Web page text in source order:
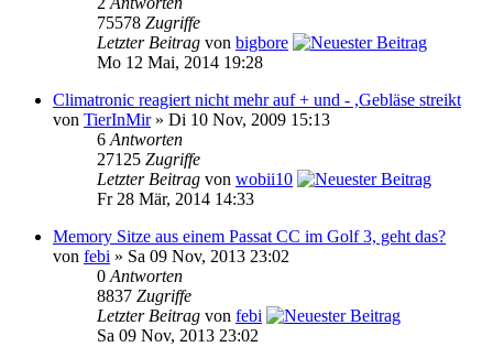
75578 Zugriffe
Letzter Beitrag von bigbore
Mo 12 Mai, 2014 19:28
Climatronic reagiert nicht mehr auf + und - ,Gebläse streikt
von TierInMir» Di 10 Nov, 2009 15:13
6 Antworten
27125 Zugriffe
Letzter Beitrag von wobii10
Fr 28 Mär, 2014 14:33
Memory Sitze aus einem Passat CC im Golf 3, geht das?
von febi » Sa 09 Nov, 2013 23:02
0 Antworten
8837 Zugriffe
Letzter Beitrag von febi
Sa 09 Nov, 2013 23:02